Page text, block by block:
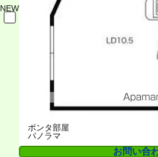
NEW
ポンタ部屋
パノラマ
お問い合